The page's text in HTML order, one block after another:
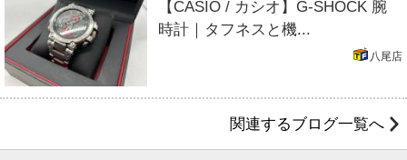
【CASIO / カシオ】G-SHOCK 腕
時計｜タフネスと機...
八尾店
関連するブログ一覧へ